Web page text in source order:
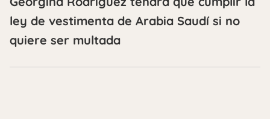
ley de vestimenta de Arabia Saudí si no
quiere ser multada